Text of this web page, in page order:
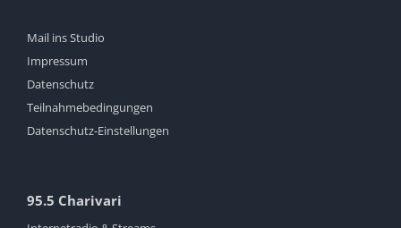
Mail ins Studio
Impressum
Datenschutz
Teilnahmebedingungen
Datenschutz-Einstellungen
95.5 Charivari